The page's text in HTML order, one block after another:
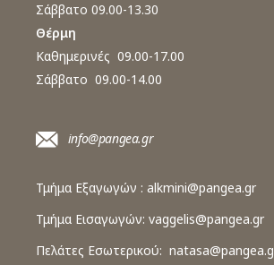
Σάββατο 09.00-13.30
Θέρμη
Καθημερινές 09.00-17.00
Σάββατο 09.00-14.00
info@pangea.gr
Τμήμα Εξαγωγών : alkmini@pangea.gr
Τμήμα Εισαγωγών: vaggelis@pangea.gr
Πελάτες Εσωτερικού: